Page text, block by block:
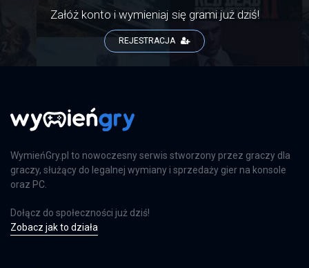
Załóż konto i wymieniaj się grami już dziś!
REJESTRACJA
WymieńGry.pl to nowoczesny serwis stworzony przez graczy dla
graczy, służący do legalnej wymiany i sprzedaży gier na konsole
oraz PC.
Dołącz do społeczności już dziś!
Zobacz jak to działa